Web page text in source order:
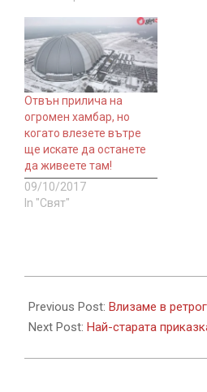
Отвън прилича на
огромен хамбар, но
когато влезете вътре
ще искате да останете
да живеете там!
09/10/2017
In "Свят"
02-
18
Previous Post: Влизаме в
Next Post: Най-старата